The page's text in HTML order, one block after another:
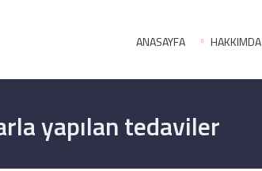
ANASAYFA HAKKIMDA
yapılan tedaviler